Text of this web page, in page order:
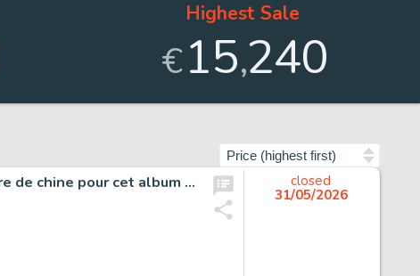
Highest Sale
€15,240
Natacha, Cauchemirage, page de titre originale à l’encre de chine pour cet album paru en 1989 chez Marsu Productions. Couverture originale non retenue pour cet album. Ce dessin fut offert par Walthéry au chanteur Renaud en 1989.…
closed
31/05/2026